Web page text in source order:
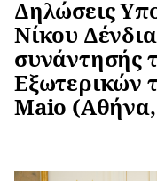
Δηλώσεις
Νίκου
συνάντησής
Εξωτερικών
Maio (Αθήνα,